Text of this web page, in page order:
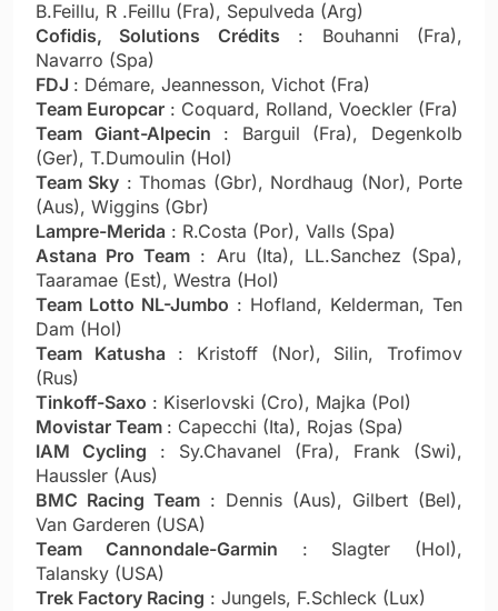
B.Feillu, R .Feillu (Fra), Sepulveda (Arg)
Cofidis, Solutions Crédits : Bouhanni (Fra),
Navarro (Spa)
FDJ : Démare, Jeannesson, Vichot (Fra)
Team Europcar : Coquard, Rolland, Voeckler (Fra)
Team Giant-Alpecin : Barguil (Fra), Degenkolb
(Ger), T.Dumoulin (Hol)
Team Sky : Thomas (Gbr), Nordhaug (Nor), Porte
(Aus), Wiggins (Gbr)
Lampre-Merida : R.Costa (Por), Valls (Spa)
Astana Pro Team : Aru (Ita), LL.Sanchez (Spa),
Taaramae (Est), Westra (Hol)
Team Lotto NL-Jumbo : Hofland, Kelderman, Ten
Dam (Hol)
Team Katusha : Kristoff (Nor), Silin, Trofimov
(Rus)
Tinkoff-Saxo : Kiserlovski (Cro), Majka (Pol)
Movistar Team : Capecchi (Ita), Rojas (Spa)
IAM Cycling : Sy.Chavanel (Fra), Frank (Swi),
Haussler (Aus)
BMC Racing Team : Dennis (Aus), Gilbert (Bel),
Van Garderen (USA)
Team Cannondale-Garmin : Slagter (Hol),
Talansky (USA)
Trek Factory Racing : Jungels, F.Schleck (Lux)